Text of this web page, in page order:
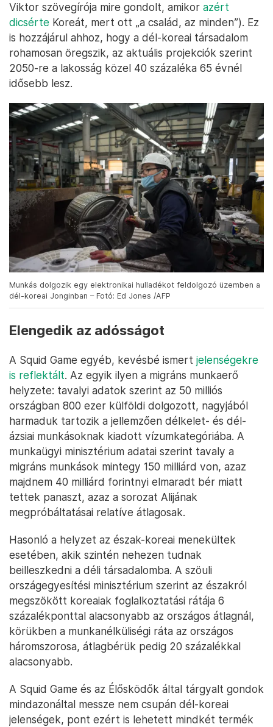
Viktor szövegírója mire gondolt, amikor azért
dicsérte Koreát, mert ott „a család, az minden”). Ez
is hozzájárul ahhoz, hogy a dél-koreai társadalom
rohamosan öregszik, az aktuális projekciók szerint
2050-re a lakosság közel 40 százaléka 65 évnél
idősebb lesz.
Munkás dolgozik egy elektronikai hulladékot feldolgozó üzemben a
dél-koreai Jonginban – Fotó: Ed Jones /AFP
Elengedik az adósságot
A Squid Game egyéb, kevésbé ismert jelenségekre
is reflektált. Az egyik ilyen a migráns munkaerő
helyzete: tavalyi adatok szerint az 50 milliós
országban 800 ezer külföldi dolgozott, nagyjából
harmaduk tartozik a jellemzően délkelet- és dél-
ázsiai munkásoknak kiadott vízumkategóriába. A
munkaügyi minisztérium adatai szerint tavaly a
migráns munkások mintegy 150 milliárd von, azaz
majdnem 40 milliárd forintnyi elmaradt bér miatt
tettek panaszt, azaz a sorozat Alijának
megpróbáltatásai relatíve átlagosak.
Hasonló a helyzet az észak-koreai menekültek
esetében, akik szintén nehezen tudnak
beilleszkedni a déli társadalomba. A szöuli
országegyesítési minisztérium szerint az északról
megszökött koreaiak foglalkoztatási rátája 6
százalékponttal alacsonyabb az országos átlagnál,
körükben a munkanélküliségi ráta az országos
háromszorosa, átlagbérük pedig 20 százalékkal
alacsonyabb.
A Squid Game és az Élősködők által tárgyalt gondok
mindazonáltal messze nem csupán dél-koreai
jelenségek, pont ezért is lehetett mindkét termék